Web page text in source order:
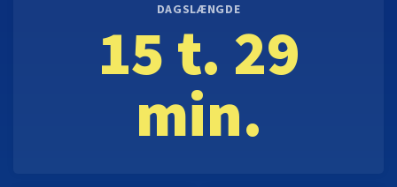
DAGSLÆNGDE
15 t. 29
min.